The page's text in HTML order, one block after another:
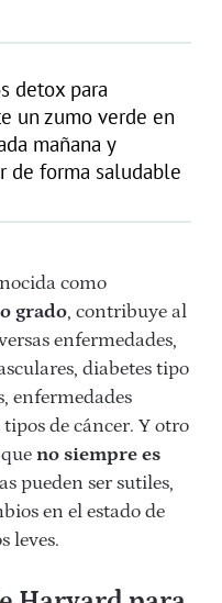
detox para
un zumo verde en
mañana y
de forma saludable
como
grado, contribuye al
enfermedades,
diabetes tipo
enfermedades
de cáncer. Y otro
no siempre es
pueden ser sutiles,
en el estado de
leves.